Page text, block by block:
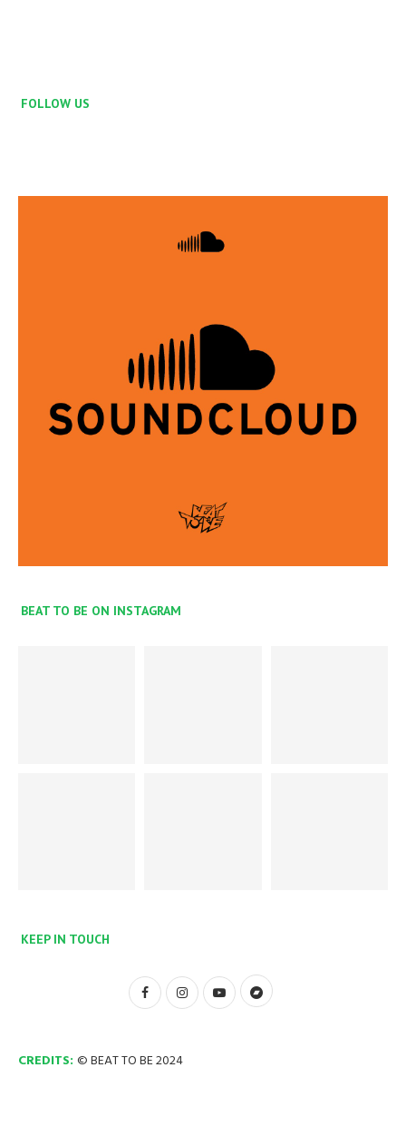
FOLLOW US
BEAT TO BE ON INSTAGRAM
KEEP IN TOUCH
CREDITS: © BEAT TO BE 2024